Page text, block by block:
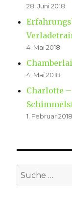
28. Juni 2018
4. Mai 2018
4. Mai 2018
Charlotte
1. Februar 2018
Suche
nach: